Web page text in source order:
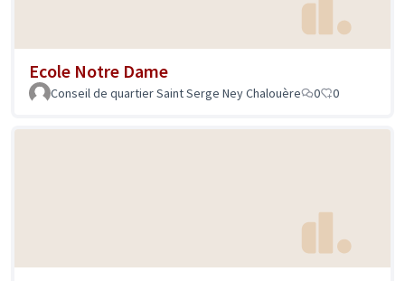
Ecole Notre Dame
Conseil de quartier Saint Serge Ney Chalouère 0 0